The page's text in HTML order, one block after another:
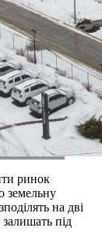
ринок
земельну
на дві
під